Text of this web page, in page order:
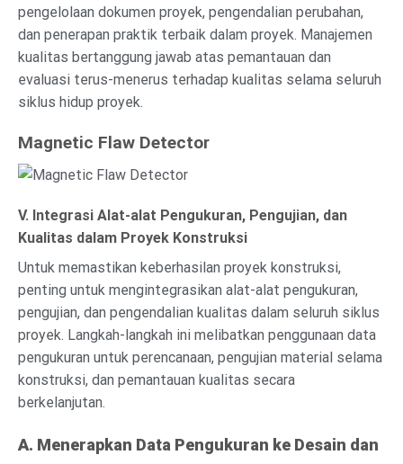
pengelolaan dokumen proyek, pengendalian perubahan,
dan penerapan praktik terbaik dalam proyek. Manajemen
kualitas bertanggung jawab atas pemantauan dan
evaluasi terus-menerus terhadap kualitas selama seluruh
siklus hidup proyek.
Magnetic Flaw Detector
V. Integrasi Alat-alat Pengukuran, Pengujian, dan
Kualitas dalam Proyek Konstruksi
Untuk memastikan keberhasilan proyek konstruksi,
penting untuk mengintegrasikan alat-alat pengukuran,
pengujian, dan pengendalian kualitas dalam seluruh siklus
proyek. Langkah-langkah ini melibatkan penggunaan data
pengukuran untuk perencanaan, pengujian material selama
konstruksi, dan pemantauan kualitas secara
berkelanjutan.
A. Menerapkan Data Pengukuran ke Desain dan